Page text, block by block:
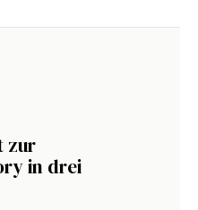
zur
in drei